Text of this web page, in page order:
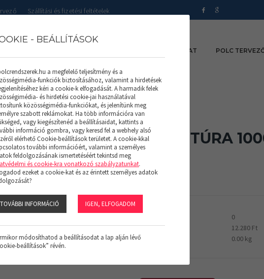
Szállítási és fizetési feltételek
KAPCSOLAT POLC
TOLDÓGARNITÚRA
12.280 Ft
0
Bruttó ár:
12.280 Ft
Súly:
0.00 kg
- BEÁLLÍTÁSOK
a megfelelő teljesítmény és a
funkciók biztosításához, valamint a hirdetések
kéri a cookie-k elfogadását. A harmadik felek
és hirdetési cookie-jai használatával
közösségimédia-funkciókat, és jelenítünk meg
szabott reklámokat. Ha több információra van
vagy kiegészítenéd a beállításaidat, kattints a
információ gombra, vagy keresd fel a webhely alsó
elérhető Cookie-beállítások területet. A cookie-kkal
további információért, valamint a személyes
feldolgozásának ismertetéséért tekintsd meg
és cookie-kra vonatkozó szabályzatunkat.
ezeket a cookie-kat és az érintett személyes adatok
TOVÁBBI INFORMÁCIÓ IGEN, ELFOGADOM
módosíthatod a beállításodat a lap alján lévő
beállítások” révén.